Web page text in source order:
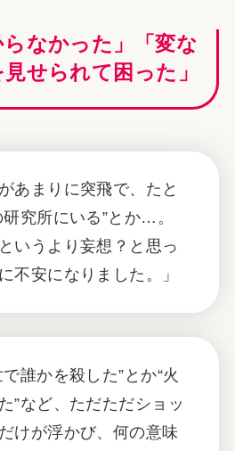
らなかった」「変な
せられて困った」
あまりに突飛で、たと
研究所にいる”とか…。
いうより妄想？と思っ
不安になりました。」
で誰かを殺した”とか“火
”など、ただただショッ
けが浮かび、何の意味